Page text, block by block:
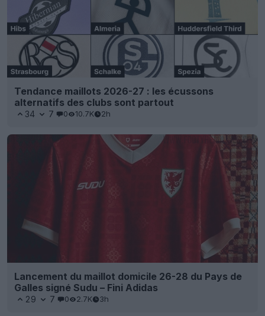
Tendance maillots 2026-27 : les écussons
alternatifs des clubs sont partout
34 7 0 10.7K 2h
Lancement du maillot domicile 26-28 du Pays de
Galles signé Sudu – Fini Adidas
29 7 0 2.7K 3h